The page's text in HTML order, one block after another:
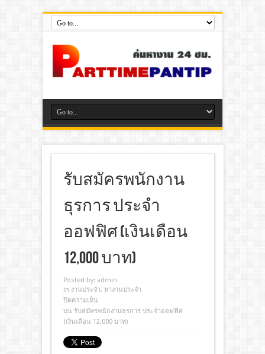
รับสมัครพนักงาน
ธุรการ ประจำ
ออฟฟิศ (เงินเดือน
12,000 บาท)
Posted by: admin
in งานประจํา, หางานประจำ
ปิดความเห็น
บน รับสมัครพนักงานธุรการ ประจำออฟฟิศ
(เงินเดือน 12,000 บาท)